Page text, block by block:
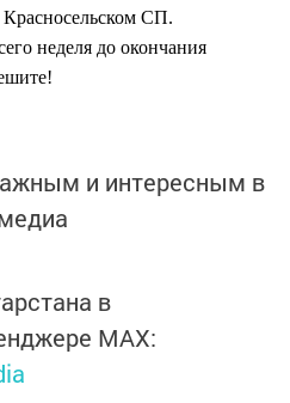
СП.
неделя до окончания
и интересным в
в
MАХ: